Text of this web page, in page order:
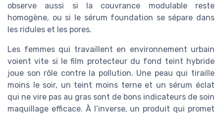
observe aussi si la couvrance modulable reste
homogène, ou si le sérum foundation se sépare dans
les ridules et les pores.
Les femmes qui travaillent en environnement urbain
voient vite si le film protecteur du fond teint hybride
joue son rôle contre la pollution. Une peau qui tiraille
moins le soir, un teint moins terne et un sérum éclat
qui ne vire pas au gras sont de bons indicateurs de soin
maquillage efficace. À l’inverse, un produit qui promet